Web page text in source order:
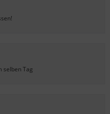
selben Tag